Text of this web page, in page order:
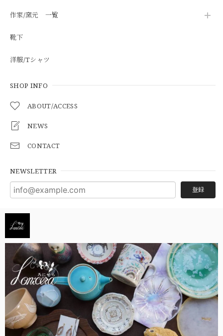
作家/窯元 一覧
靴下
洋服/Tシャツ
SHOP INFO
ABOUT/ACCESS
NEWS
CONTACT
NEWSLETTER
登録